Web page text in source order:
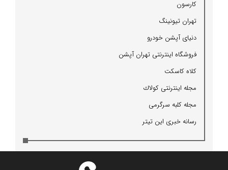
كارسون
تهران تیونینگ
دنیای آپشن خودرو
فروشگاه اینترنتی تهران آپشن
كلاه كاسكت
مجله اینترنتی كولاك
مجله كلبه سرگرمی
رسانه خبری این تیتر